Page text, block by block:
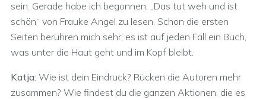
sein. Gerade habe ich begonnen, „Das tut weh und ist
schön“ von Frauke Angel zu lesen. Schon die ersten
Seiten berühren mich sehr, es ist auf jeden Fall ein Buch,
was unter die Haut geht und im Kopf bleibt.
Katja: Wie ist dein Eindruck? Rücken die Autoren mehr
zusammen? Wie findest du die ganzen Aktionen, die es